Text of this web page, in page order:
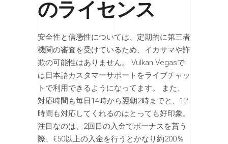
のライセンス
安全性と信憑性については、定期的に第三者
機関の審査を受けているため、イカサマや詐
欺の可能性はありません。 Vulkan Vegasで
は日本語カスタマーサポートをライブチャッ
トで利用できるようになってます。 また、
対応時間も毎日14時から翌朝2時までと、12
時間も対応してくれるのはとっても好印象。
注目なのは、2回目の入金でボーナスを貰う
際、€50以上の入金を行うとかなり約200％